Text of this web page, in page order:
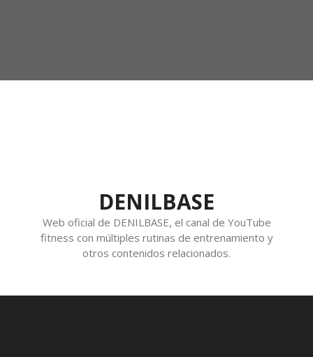
DENILBASE
Web oficial de DENILBASE, el canal de YouTube
fitness con múltiples rutinas de entrenamiento y
otros contenidos relacionados.